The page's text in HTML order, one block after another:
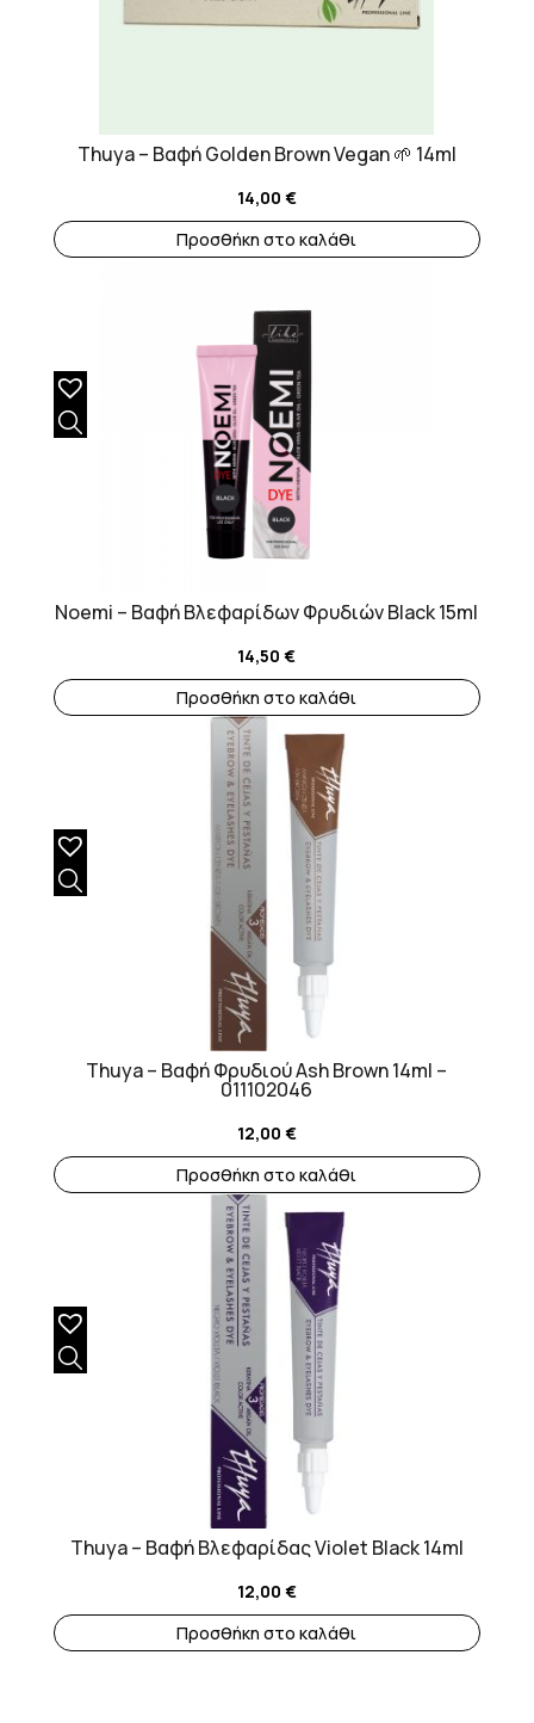
Thuya – Βαφή Golden Brown Vegan 🌱 14ml
14,00 €
Προσθήκη στο καλάθι
Noemi – Βαφή Βλεφαρίδων Φρυδιών Black 15ml
14,50€
Προσθήκη στο καλάθι
Thuya – Βαφή Φρυδιού Ash Brown 14ml –
011102046
12,00 €
Προσθήκη στο καλάθι
Thuya – Βαφή Βλεφαρίδας Violet Black 14ml
12,00 €
Προσθήκη στο καλάθι